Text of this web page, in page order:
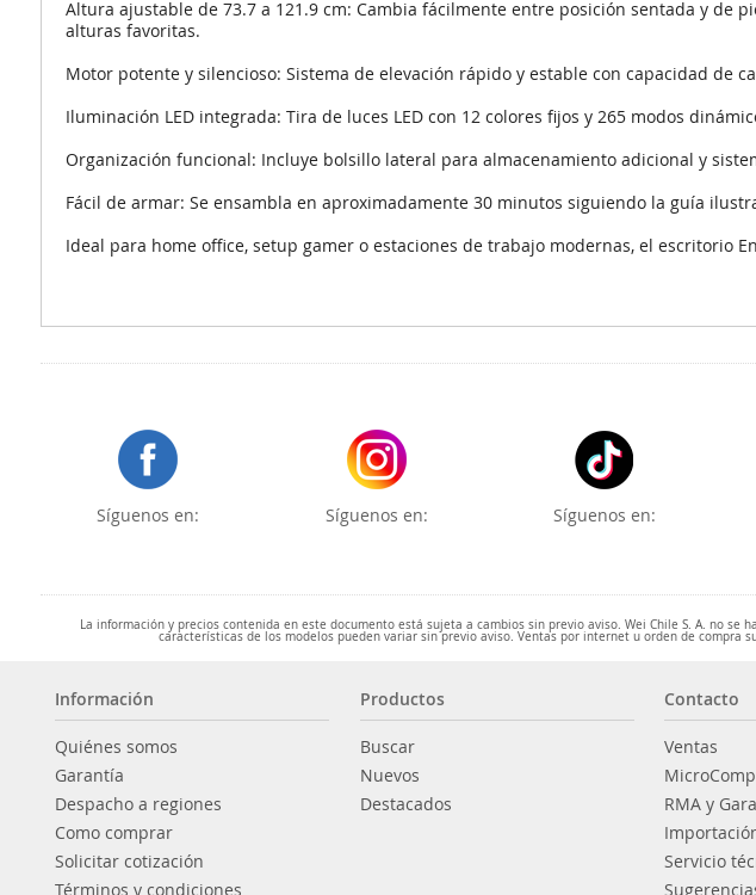
Altura ajustable de 73.7 a 121.9 cm: Cambia fácilmente entre posición sentada y
alturas favoritas.
Motor potente y silencioso: Sistema de elevación rápido y estable con capacidad de
Iluminación LED integrada: Tira de luces LED con 12 colores fijos y 265 modos
Organización funcional: Incluye bolsillo lateral para almacenamiento adicional y
Fácil de armar: Se ensambla en aproximadamente 30 minutos siguiendo la guía
Ideal para home office, setup gamer o estaciones de trabajo modernas, el escritorio
Síguenos en: Síguenos en: Síguenos en:
La información y precios contenida en este documento está sujeta a cambios sin previo aviso. Wei Chile S. A. no
características de los modelos pueden variar sin previo aviso. Ventas por internet u orden de
Información
Quiénes somos
Garantía
Despacho a regiones
Como comprar
Solicitar cotización
Términos y condiciones
Productos
Buscar
Nuevos
Destacados
Contacto
Ventas
RMA y
Servicio